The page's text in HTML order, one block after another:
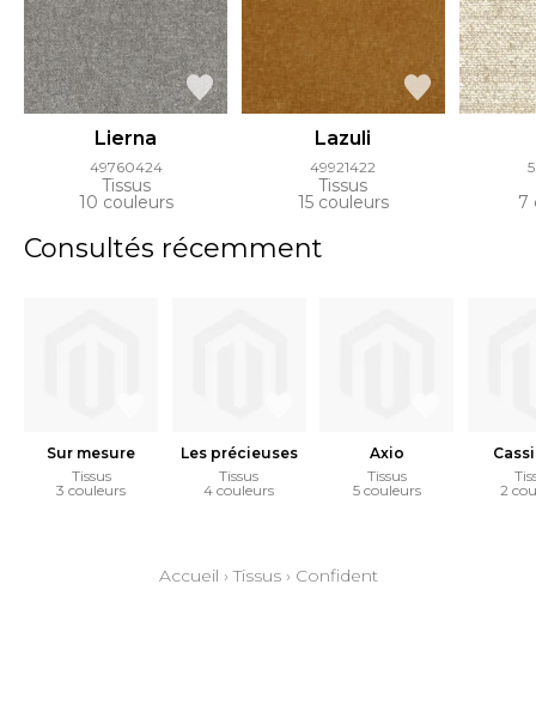
Lierna
49760424
Tissus
10 couleurs
Lazuli
49921422
Tissus
15 couleurs 7
Consultés récemment
Sur mesure
Tissus
3 couleurs
Les précieuses
Tissus
4 couleurs
Axio
Tissus
5 couleurs
2
Accueil ›Tissus› Confident